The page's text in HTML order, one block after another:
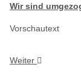
Wir sind
Vorschautext
Weiter